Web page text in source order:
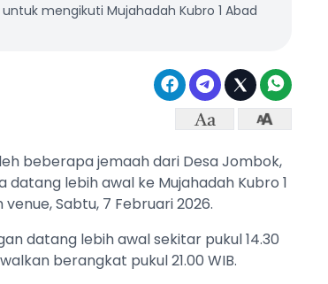
mengikuti Mujahadah Kubro 1 Abad
beberapa jemaah dari Desa Jombok,
lebih awal ke Mujahadah Kubro 1
Sabtu, 7 Februari 2026.
datang lebih awal sekitar pukul 14.30
berangkat pukul 21.00 WIB.